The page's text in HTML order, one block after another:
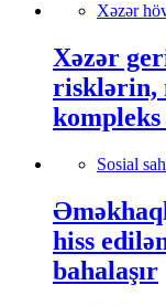
Xəzər
Xəzər
risklərin,
Sosial
hiss
bahalaşır